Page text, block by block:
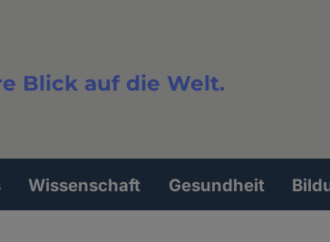
Blick auf die Welt.
Wissenschaft Gesundheit